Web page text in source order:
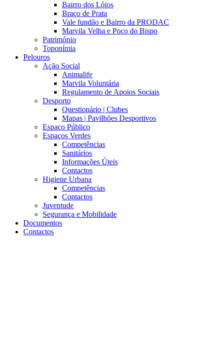
Bairro dos Lóios
Braço de Prata
Vale fundão e Bairro da PRODAC
Marvila Velha e Poço do Bispo
Património
Toponímia
Pelouros
Ação Social
Animalife
Marvila Voluntária
Regulamento de Apoios Sociais
Desporto
Questionário | Clubes
Mapas | Pavilhões Desportivos
Espaço Público
Espaços Verdes
Competências
Sanitários
Informações Úteis
Contactos
Higiene Urbana
Competências
Contactos
Juventude
Segurança e Mobilidade
Documentos
Contactos